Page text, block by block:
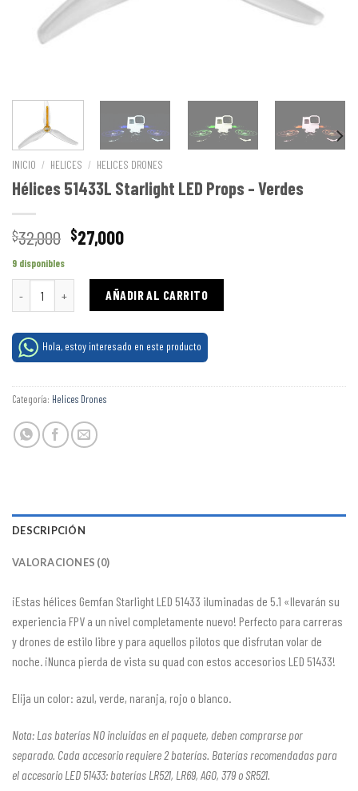
INICIO / HELICES / HELICES DRONES
Hélices 51433L Starlight LED Props – Verdes
$32,000 $27,000
9 disponibles
Hélices 51433L Starlight LED Props - Verdes cantidad
AÑADIR AL CARRITO
Hola, estoy interesado en este producto
Categoría: Helices Drones
DESCRIPCIÓN
VALORACIONES (0)
¡Estas hélices Gemfan Starlight LED 51433 iluminadas de 5.1 «llevarán su
experiencia FPV a un nivel completamente nuevo! Perfecto para carreras
y drones de estilo libre y para aquellos pilotos que disfrutan volar de
noche. ¡Nunca pierda de vista su quad con estos accesorios LED 51433!
Elija un color: azul, verde, naranja, rojo o blanco.
Nota: Las baterías NO incluidas en el paquete, deben comprarse por
separado. Cada accesorio requiere 2 baterías. Baterías recomendadas para
el accesorio LED 51433: baterías LR521, LR69, AG0, 379 o SR521.